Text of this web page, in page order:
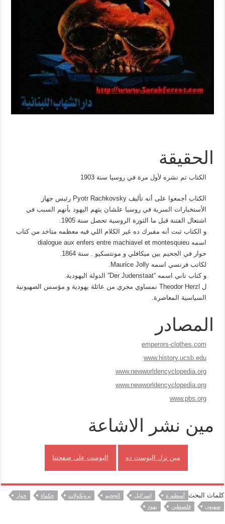
الحقيقة
الكتاب تم نشره لأول مرة في روسيا سنة 1903
الكتاب أجمعوا على أنه تأليف Pyotr Rachkovsky رئيس جهاز
الأستخبارات السرية في روسيا علشان يتهم اليهود بأنهم السبب في
اشتعال الفتنة قبل ما الثورة الروسية تحصل سنة 1905.
و الكتاب ثبت أنه مفبرك ده غير الكلام اللي فيه معظمه متاخد من كتاب
اسمه dialogue aux enfers entre machiavel et montesquieu
حوار في الجحيم بين ميكافلي و مونتسكيو . سنة 1864.
لكاتب فرنسي اسمه Maurice Jolly.
و كتاب تاني اسمه “Der Judenstaat” الدولة اليهودية.
ل Theodor Herzl نمساوي مجري من عائلة يهودية و مؤسس الصهيونية
السياسية المعاصرة.
المصادر
emperors-clothes.com
www.history.ucsb.edu
www.newworldencyclopedia.org
www.newworldencyclopedia.org
www.pbs.org
مين نشر الاشاعة
مين نزل البوست ده البوست على صفحتنا
كلمات البحث أسطورة إسرائيل الجحيم بروتكولات حكماء
حوار
صهيون
فلسطين يهود